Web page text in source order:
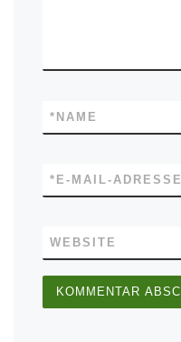
NAME
*
E-MAIL-ADRESSE
*
WEBSITE